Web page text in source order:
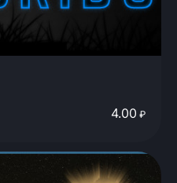
4.00 ₽